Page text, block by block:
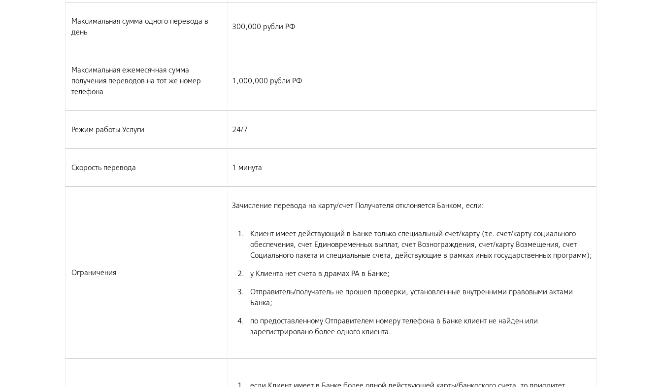
Максимальная сумма одного перевода в
день
300,000 рубли РФ
Максимальная ежемесячная сумма
получения переводов на тот же номер
телефона
1,000,000 рубли РФ
Режим работы Услуги 24/7
Скорость перевода 1 минута
Ограничения
Зачисление перевода на карту/счет Получателя отклоняется Банком, если:
Клиент имеет действующий в Банке только специальный счет/карту (т.е. счет/карту социального
обеспечения, счет Единовременных выплат, счет Вознограждения, счет/карту Возмещения, счет
Социального пакета и специальные счета, действующие в рамках иных государственных программ);
у Клиента нет счета в драмах РА в Банке;
Отправитель/получатель не прошел проверки, установленные внутренними правовыми актами
Банка;
по предоставленному Отправителем номеру телефона в Банке клиент не найден или
зарегистрировано более одного клиента.